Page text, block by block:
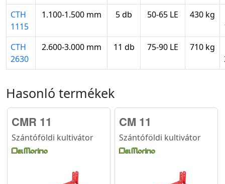
CTH
1115
1.100-1.500 mm 5 db 50-65 LE
430 kg
CTH
2630
2.600-3.000 mm 11 db 75-90 LE
710 kg
Hasonló termékek
CMR 11
Szántóföldi kultivátor
CM 11
Szántóföldi kultivátor